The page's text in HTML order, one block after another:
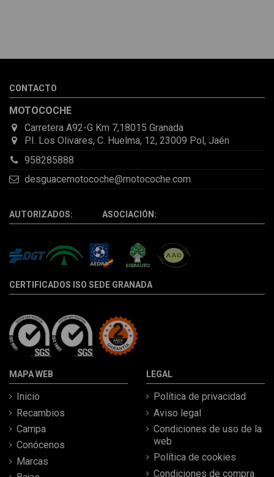
la pieza llegó correcta y bien embalada, además de llegarme 2
CONTACTO
MOTOCOCHE
Carretera A92-G Km 7,18015 Granada
P.I. Los Olivares, C. Huelma, 12, 23009 Pol, Jaén
958285888
desguacemotocoche@motocoche.com
AUTORIZADOS: ASOCIACIÓN:
CERTIFICADOS ISO SEDE GRANADA
MAPA WEB
Inicio
Recambios
Campa
Conócenos
Marcas
LEGAL
Política de privacidad
Aviso legal
Condiciones de uso de la
web
Política de cookies
Condiciones de compra